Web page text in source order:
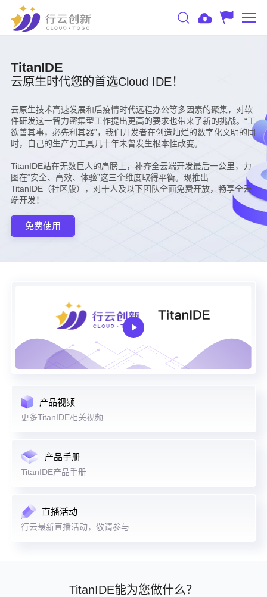
TitanIDE
云原生时代您的首选Cloud IDE！
云原生技术高速发展和后疫情时代远程办公等多因素的聚集，对软
件研发这一智力密集型工作提出更高的要求也带来了新的挑战。“工
欲善其事，必先利其器”，我们开发者在创造灿烂的数字化文明的同
时，自己的生产力工具几十年未曾发生根本性改变。
TitanIDE站在无数巨人的肩膀上，补齐全云端开发最后一公里，力
图在“安全、高效、体验”这三个维度取得平衡。现推出
TitanIDE（社区版），对十人及以下团队全面免费开放，畅享全云
端开发！
免费使用
产品视频
更多TitanIDE相关视频
产品手册
TitanIDE产品手册
直播活动
行云最新直播活动，敬请参与
TitanIDE能为您做什么？